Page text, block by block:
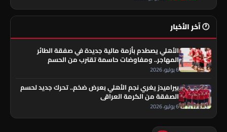
🕐 آخر الأخبار
الأهلي يصطدم بأزمة مالية جديدة في صفقة الطائر
المهاجر.. ومفاوضات حاسمة تقترب من الحسم
6 يوليو، 2026
بيراميدز يغري نجم الأهلي بعرض ضخم.. تحرك جديد لحسم
الصفقة من الكرمة العراقي
6 يوليو، 2026